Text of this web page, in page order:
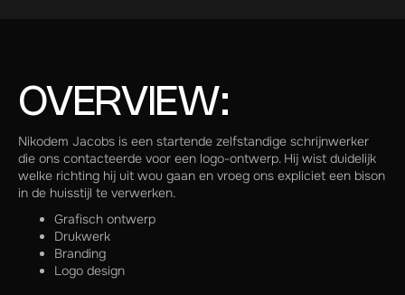
OVERVIEW:
Nikodem Jacobs is een startende zelfstandige schrijnwerker
die ons contacteerde voor een logo-ontwerp. Hij wist duidelijk
welke richting hij uit wou gaan en vroeg ons expliciet een bison
in de huisstijl te verwerken.
Grafisch ontwerp
Drukwerk
Branding
Logo design